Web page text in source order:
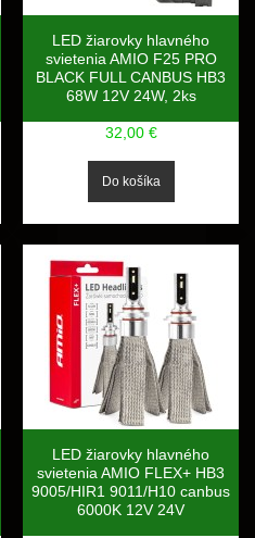
LED žiarovky hlavného
svietenia AMIO F25 PRO
BLACK FULL CANBUS HB3
68W 12V 24W, 2ks
32,00 €
LED žiarovky hlavného
svietenia AMIO FLEX+ HB3
9005/HIR1 9011/H10 canbus
6000K 12V 24V